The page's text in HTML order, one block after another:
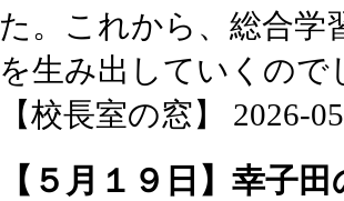
た。これから、総合学
を生み出していくの
【校長室の窓】 2026-
【５月１９日】幸子